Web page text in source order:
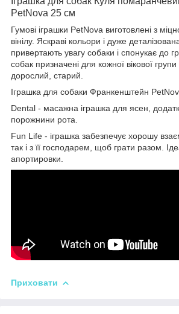
PetNova 25 см
Гумові іграшки PetNova виготовлені з
вінілу. Яскраві кольори і дуже
привертають увагу собаки і спонукає до
собак призначені для кожної вікової
дорослий, старий.
Іграшка для собаки Франкенштейн
Dental - масажна іграшка для ясен,
порожнини рота.
Fun Life - іграшка забезпечує хорошу
так і з її господарем, щоб грати разом.
апортировки.
Приховати